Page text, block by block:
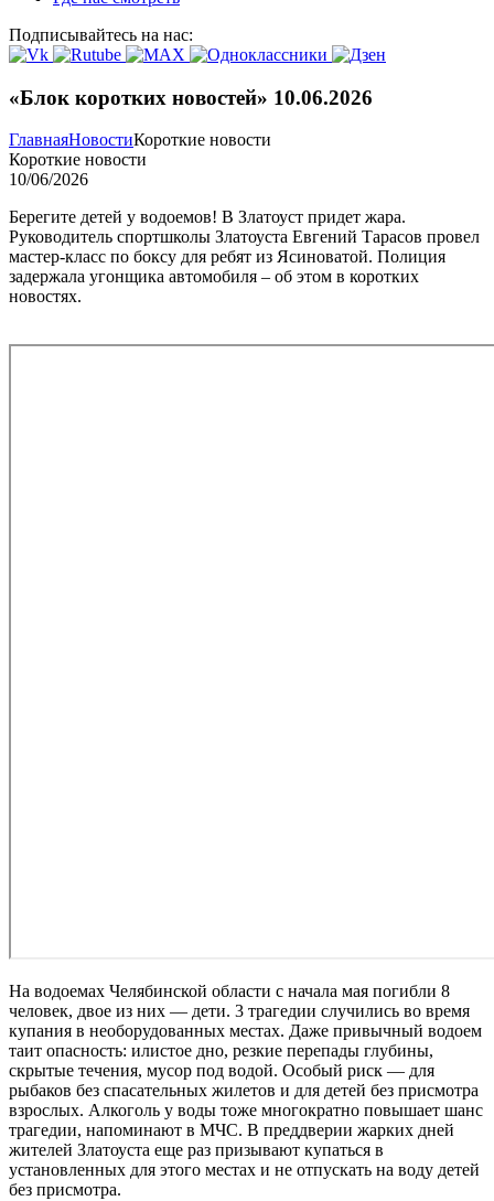
Подписывайтесь на нас:
«Блок коротких новостей» 10.06.2026
ГлавнаяНовостиКороткие новости
Короткие новости
10/06/2026
Берегите детей у водоемов! В Златоуст придет жара.
Руководитель спортшколы Златоуста Евгений Тарасов провел
мастер-класс по боксу для ребят из Ясиноватой. Полиция
задержала угонщика автомобиля – об этом в коротких
новостях.
На водоемах Челябинской области с начала мая погибли 8
человек, двое из них — дети. 3 трагедии случились во время
купания в необорудованных местах. Даже привычный водоем
таит опасность: илистое дно, резкие перепады глубины,
скрытые течения, мусор под водой. Особый риск — для
рыбаков без спасательных жилетов и для детей без присмотра
взрослых. Алкоголь у воды тоже многократно повышает шанс
трагедии, напоминают в МЧС. В преддверии жарких дней
жителей Златоуста еще раз призывают купаться в
установленных для этого местах и не отпускать на воду детей
без присмотра.